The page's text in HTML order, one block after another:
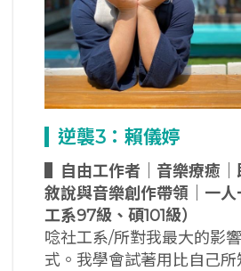
逆襲3 ：賴儀婷
自由工作者 ｜音樂療癒
敘說與音樂創作帶領｜一
工系97級、碩101級）
唸社工系/所對我最大的影
式。我學會試著用比自己